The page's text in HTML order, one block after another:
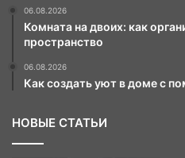
06.08.2026
Комната на двоих: как
пространство
06.08.2026
Как создать уют в доме с
НОВЫЕ СТАТЬИ